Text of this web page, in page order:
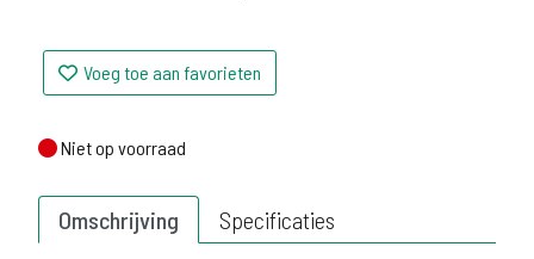
Voeg toe aan favorieten
Niet op voorraad
Niet op voorraad
Omschrijving Specificaties